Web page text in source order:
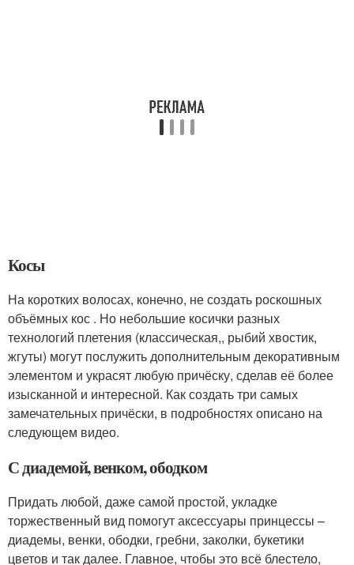
Косы
На коротких волосах, конечно, не создать роскошных
объёмных кос . Но небольшие косички разных
технологий плетения (классическая,, рыбий хвостик,
жгуты) могут послужить дополнительным декоративным
элементом и украсят любую причёску, сделав её более
изысканной и интересной. Как создать три самых
замечательных причёски, в подробностях описано на
следующем видео.
С диадемой, венком, ободком
Придать любой, даже самой простой, укладке
торжественный вид помогут аксессуары принцессы –
диадемы, венки, ободки, гребни, заколки, букетики
цветов и так далее. Главное, чтобы это всё блестело,